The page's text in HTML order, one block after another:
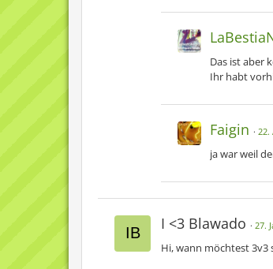
Das ist aber
Ihr habt
Faigin 22.
ja war weil
I <3 Blawado 27.
Hi, wann möchtest 3v3